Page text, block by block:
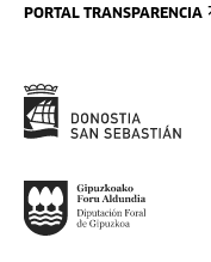
PORTAL TRANSPARENCIA